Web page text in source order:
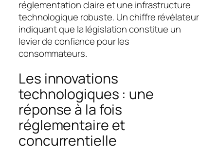
réglementation claire et une infrastructure
technologique robuste. Un chiffre révélateur
indiquant que la législation constitue un
levier de confiance pour les
consommateurs.
Les innovations
technologiques : une
réponse à la fois
réglementaire et
concurrentielle